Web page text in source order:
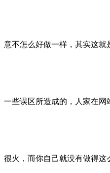
意不怎么好做一样，其实这就
一些误区所造成的，人家在
很火，而你自己就没有做得这